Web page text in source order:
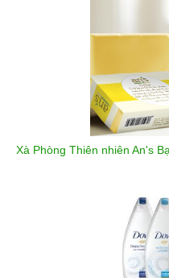
Xà Phòng Thiên nhiên An's